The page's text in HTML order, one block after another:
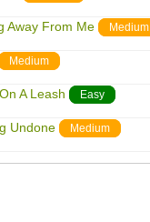
Away From Me Medium
Medium
A Leash Easy
Undone Medium